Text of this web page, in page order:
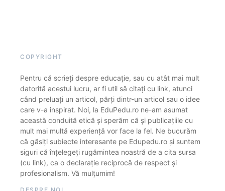
COPYRIGHT
Pentru că scrieți despre educație, sau cu atât mai mult
datorită acestui lucru, ar fi util să citați cu link, atunci
când preluați un articol, părți dintr-un articol sau o idee
care v-a inspirat. Noi, la EduPedu.ro ne-am asumat
această conduită etică și sperăm că și publicațiile cu
mult mai multă experiență vor face la fel. Ne bucurăm
că găsiți subiecte interesante pe Edupedu.ro și suntem
siguri că înțelegeți rugămintea noastră de a cita sursa
(cu link), ca o declarație reciprocă de respect și
profesionalism. Vă mulțumim!